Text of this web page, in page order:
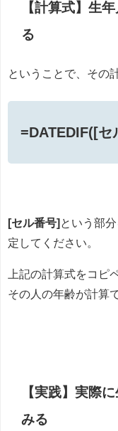
【計算式】生
る
ということで、その
=DATEDIF([セ
[セル番号] という部
定してください。
上記の計算式をコピ
その人の年齢が計算
【実践】実際
みる